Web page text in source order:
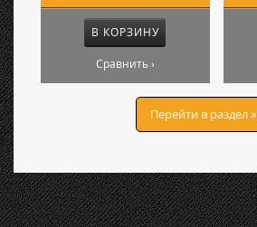
В КОРЗИНУ
Сравнить ›
Перейти в раздел »